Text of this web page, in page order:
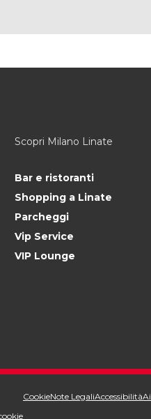
Scopri Milano Linate
Bar e ristoranti
Shopping a Linate
Parcheggi
Vip Service
VIP Lounge
CookieNote LegaliAccessibilità